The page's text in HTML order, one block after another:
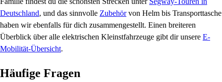
Deutschland, und das sinnvolle Zubehörvon Helm bis Transporttasche
haben wir ebenfalls für dich zusammengestellt. Einen breiteren
Überblick über alle elektrischen Kleinstfahrzeuge gibt dir unsere E-
Mobilität-Übersicht.
Häufige Fragen